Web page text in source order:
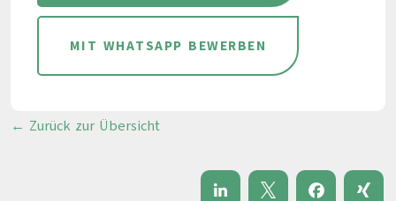
MIT WHATSAPP BEWERBEN
← Zurück zur Übersicht